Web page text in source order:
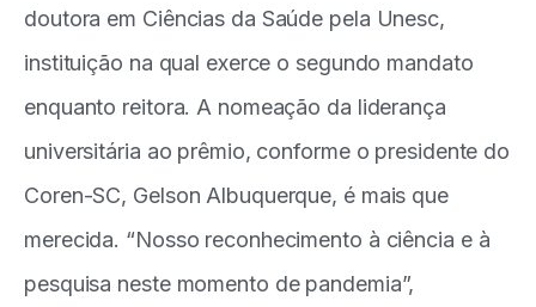
doutora em Ciências da Saúde pela Unesc,
instituição na qual exerce o segundo mandato
enquanto reitora. A nomeação da liderança
universitária ao prêmio, conforme o presidente do
Coren-SC, Gelson Albuquerque, é mais que
merecida. “Nosso reconhecimento à ciência e à
pesquisa neste momento de pandemia”,